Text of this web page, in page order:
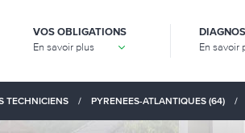
VOS OBLIGATIONS
En savoir plus En savoir
TECHNICIENS / PYRENEES-ATLANTIQUES (64) /